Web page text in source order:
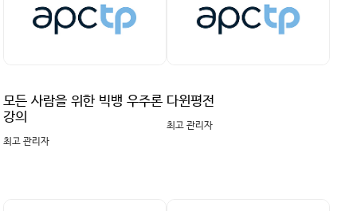
모든 사람을 위한 빅뱅 우주론
강의
최고 관리자
다윈평전
최고 관리자